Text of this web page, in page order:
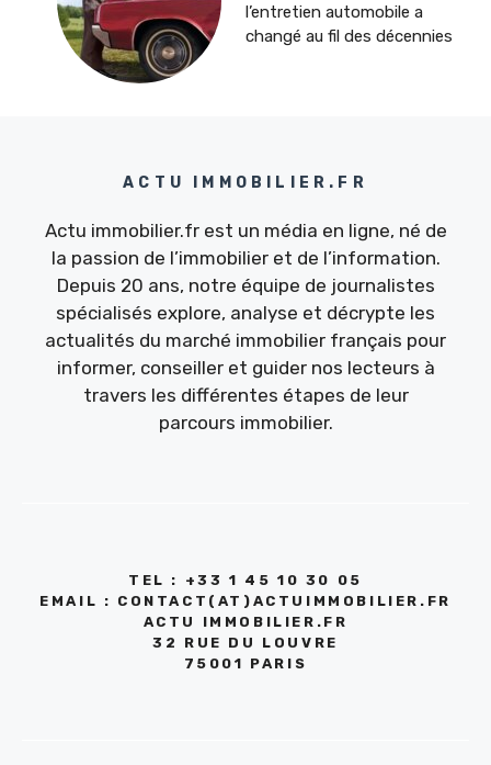
l’entretien automobile a
changé au fil des décennies
ACTU IMMOBILIER.FR
Actu immobilier.fr est un média en ligne, né de
la passion de l’immobilier et de l’information.
Depuis 20 ans, notre équipe de journalistes
spécialisés explore, analyse et décrypte les
actualités du marché immobilier français pour
informer, conseiller et guider nos lecteurs à
travers les différentes étapes de leur
parcours immobilier.
TEL : +33 1 45 10 30 05
EMAIL : CONTACT(AT)ACTUIMMOBILIER.FR
ACTU IMMOBILIER.FR
32 RUE DU LOUVRE
75001 PARIS